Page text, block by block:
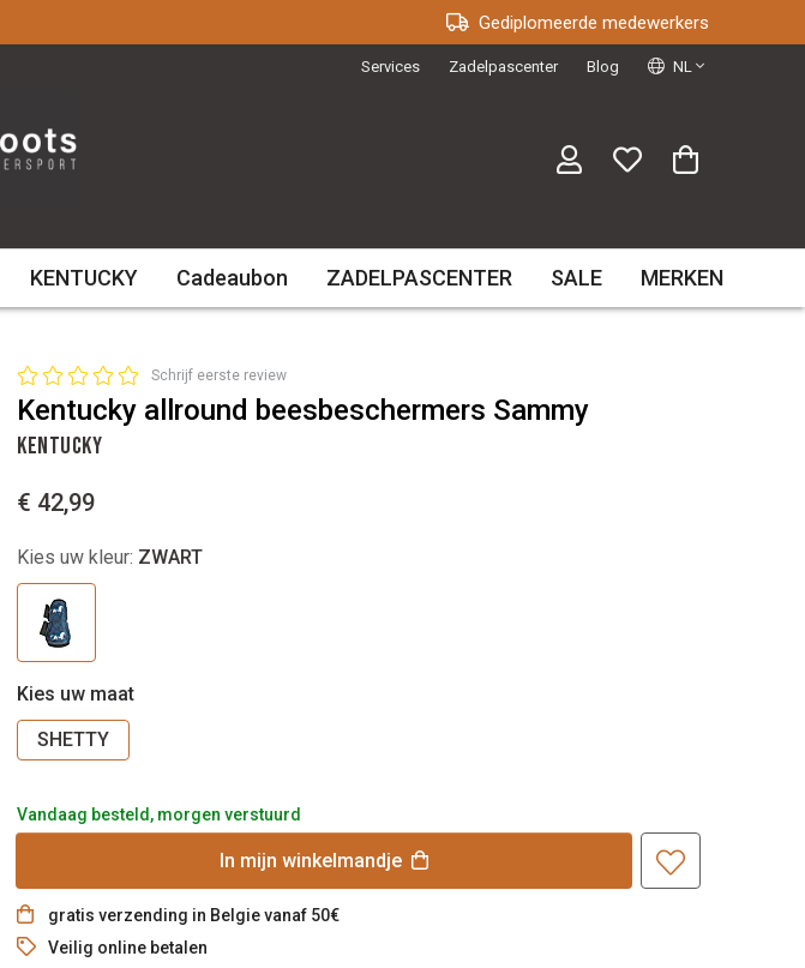
Gediplomeerde medewerkers
Services Zadelpascenter Blog NL
KENTUCKY Cadeaubon ZADELPASCENTER SALE MERKEN
Schrijf eerste review
Kentucky allround beesbeschermers Sammy
KENTUCKY
€ 42,99
Kies uw kleur: ZWART
Kies uw maat
SHETTY
Vandaag besteld, morgen verstuurd
In mijn winkelmandje
gratis verzending in Belgie vanaf 50€
Veilig online betalen